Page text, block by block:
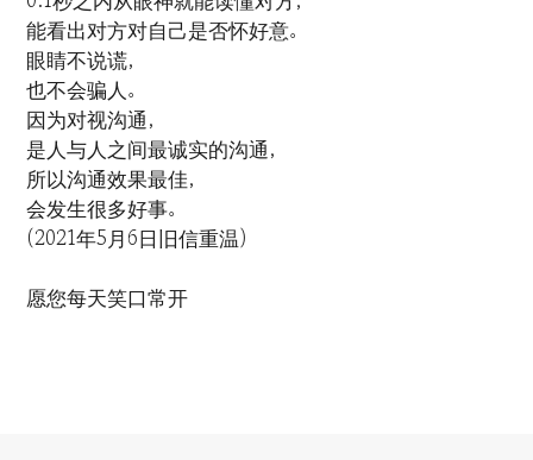
能看出对方对自己是否怀好意。
眼睛不说谎，
也不会骗人。
因为对视沟通，
是人与人之间最诚实的沟通，
所以沟通效果最佳，
会发生很多好事。
(2021年5月6日旧信重温)
愿您每天笑口常开